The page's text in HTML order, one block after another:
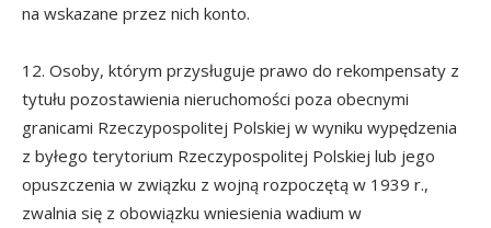
na wskazane przez nich konto.
12. Osoby, którym przysługuje prawo do rekompensaty z
tytułu pozostawienia nieruchomości poza obecnymi
granicami Rzeczypospolitej Polskiej w wyniku wypędzenia
z byłego terytorium Rzeczypospolitej Polskiej lub jego
opuszczenia w związku z wojną rozpoczętą w 1939 r.,
zwalnia się z obowiązku wniesienia wadium w